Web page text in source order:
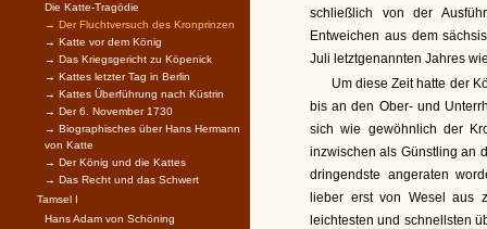
schließlich von der
Entweichen aus dem
Juli letztgenannten Jahres
Um diese Zeit hatte der
bis an den Ober- und
sich wie gewöhnlich der
inzwischen als Günstling an
dringendste angeraten
lieber erst von Wesel aus
leichtesten und schnellsten
Die Katte-Tragödie
→ Der Fluchtversuch des Kronprinzen
→ Katte vor dem König
→ Das Kriegsgericht zu Köpenick
→ Kattes letzter Tag in Berlin
→ Kattes Überführung nach Küstrin
→ Der 6. November 1730
→ Biographisches über Hans Hermann
von Katte
→ Der König und die Kattes
→ Das Recht und das Schwert
Tamsel I
Hans Adam von Schöning